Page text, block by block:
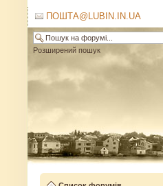
ПОШТА@LUBIN.IN.UA
Розширений пошук